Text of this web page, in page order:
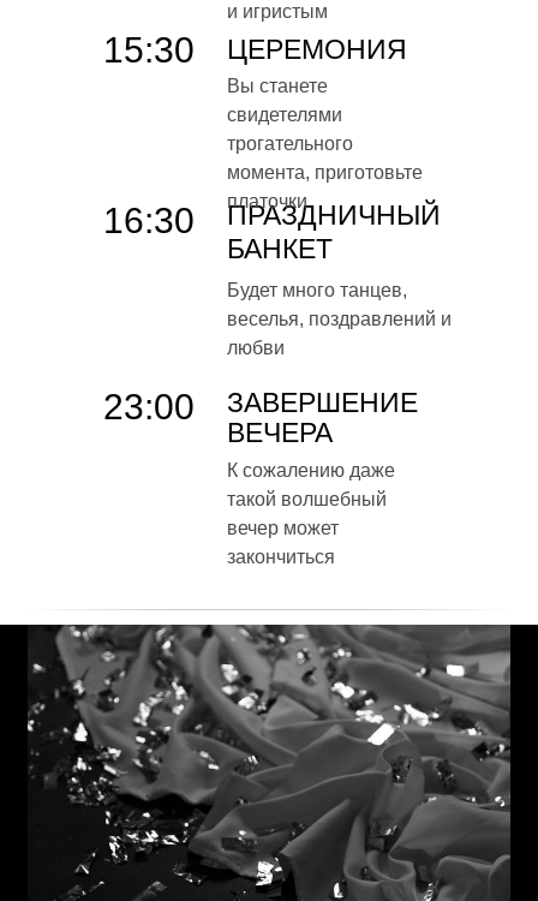
и игристым
ЦЕРЕМОНИЯ
ПРАЗДНИЧНЫЙ
БАНКЕТ
ЗАВЕРШЕНИЕ
ВЕЧЕРА
Будет много танцев,
веселья, поздравлений и
любви
К сожалению даже
такой волшебный
вечер может
закончиться
Вы станете
свидетелями
трогательного
момента, приготовьте
платочки
15:30
16:30
23:00